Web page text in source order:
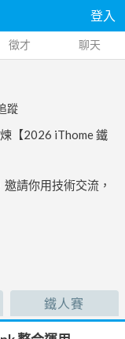
登入
徵才 聊天
蹤
【2026 iThome 鐵
請你用技術交流，
鐵人賽